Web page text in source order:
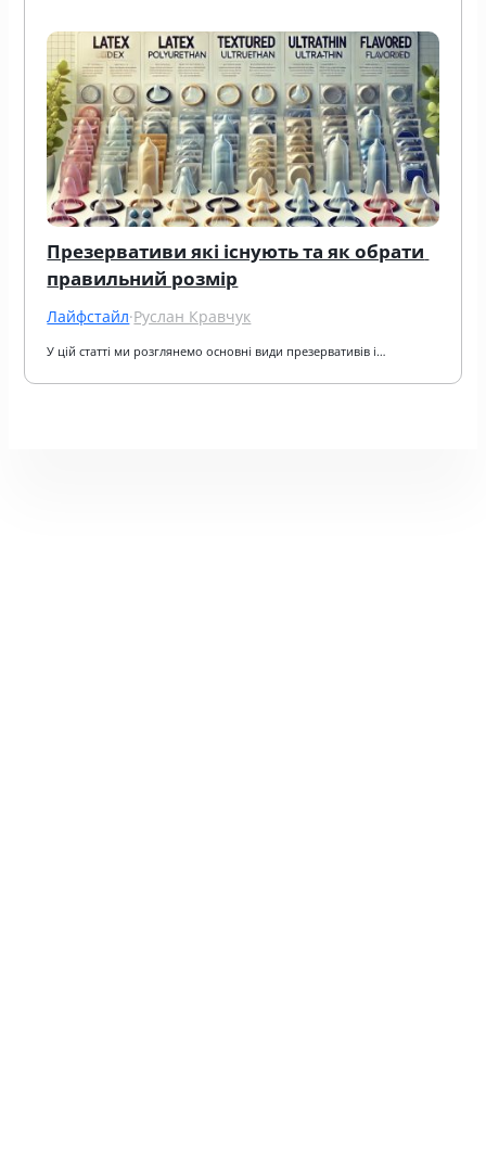
Презервативи які існують та як обрати
правильний розмір
Лайфстайл·Руслан Кравчук
У цій статті ми розглянемо основні види презервативів і…